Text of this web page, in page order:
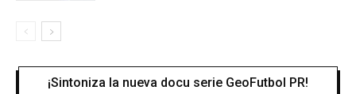
¡Sintoniza la nueva docu serie GeoFutbol PR!